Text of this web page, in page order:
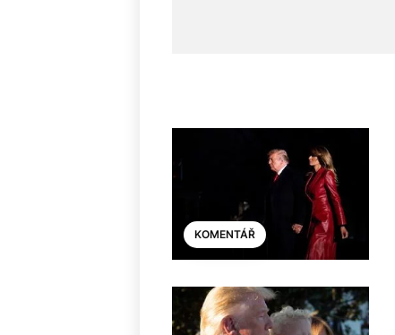
KOMENTÁŘ